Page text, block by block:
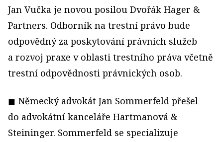
Jan Vučka je novou posilou Dvořák Hager &
Partners. Odborník na trestní právo bude
odpovědný za poskytování právních služeb
a rozvoj praxe v oblasti trestního práva včetně
trestní odpovědnosti právnických osob.
◼ Německý advokát Jan Sommerfeld přešel
do advokátní kanceláře Hartmanová &
Steininger. Sommerfeld se specializuje